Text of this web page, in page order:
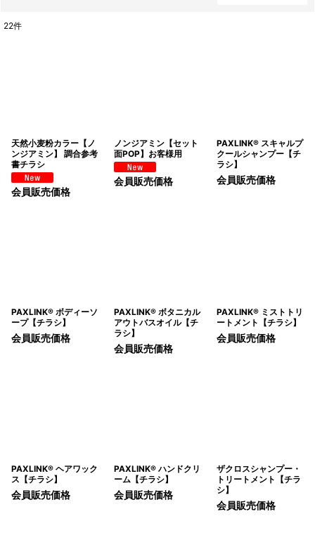
22件
天然小麦粉カラー【ノ
ンジアミン】 調合参考
書チラシ
会員販売価格
ノンジアミン【セット
面POP】お客様用
会員販売価格
PAXLINK® スキャルプ
クールシャンプー【チ
ラシ】
会員販売価格
PAXLINK® ボディーソ
ープ【チラシ】
会員販売価格
PAXLINK® ボタニカル
アウトバスオイル【チ
ラシ】
会員販売価格
PAXLINK® ミストトリ
ートメント【チラシ】
会員販売価格
PAXLINK® ヘアワック
ス【チラシ】
会員販売価格
PAXLINK® ハンドクリ
ーム【チラシ】
会員販売価格
ザクロスシャンプー・
トリートメント【チラ
シ】
会員販売価格